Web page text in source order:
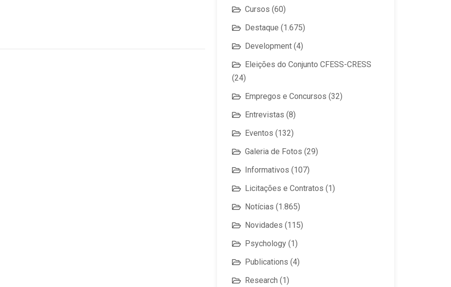
Cursos (60)
Destaque (1.675)
Development (4)
Eleições do Conjunto CFESS-CRESS
(24)
Empregos e Concursos (32)
Entrevistas (8)
Eventos (132)
Galeria de Fotos (29)
Informativos (107)
Licitações e Contratos (1)
Notícias (1.865)
Novidades (115)
Psychology (1)
Publications (4)
Research (1)